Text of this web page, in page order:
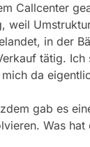
Callcenter
in der
tätig.
da
gab es
Was hat